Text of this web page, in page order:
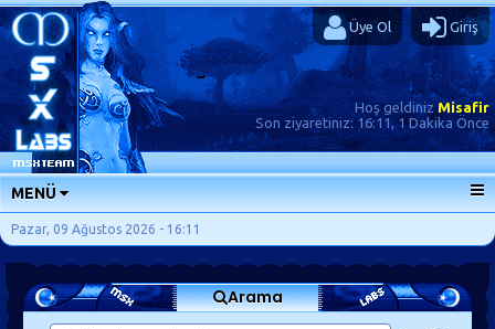
Üye Ol Giriş
Hoş geldinizMisafir
Son ziyaretiniz: 16:11, 1 Dakika Önce
MENÜ
ANA SAYFA
FORUMLAR
SORU-CEVAP
Pazar, 09 Ağustos 2026 - 16:11
Arama